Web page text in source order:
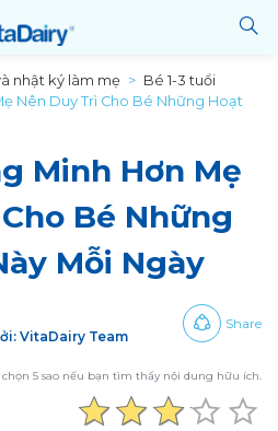
nhật ký làm mẹ
Bé 1-3 tuổi
Nên Duy Trì Cho Bé Những Hoạt
Minh Hơn Mẹ
Bé Những
Mỗi Ngày
VitaDairy Team
Share
5 sao nếu bạn tìm thấy nội dung hữu ích.